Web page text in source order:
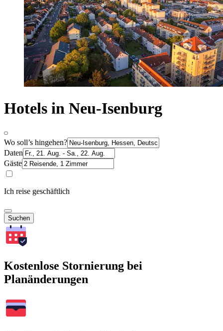
Hotels in Neu-Isenburg
Wo soll’s hingehen?
Daten
Gäste
Ich reise geschäftlich
Suchen
Kostenlose Stornierung bei
Planänderungen